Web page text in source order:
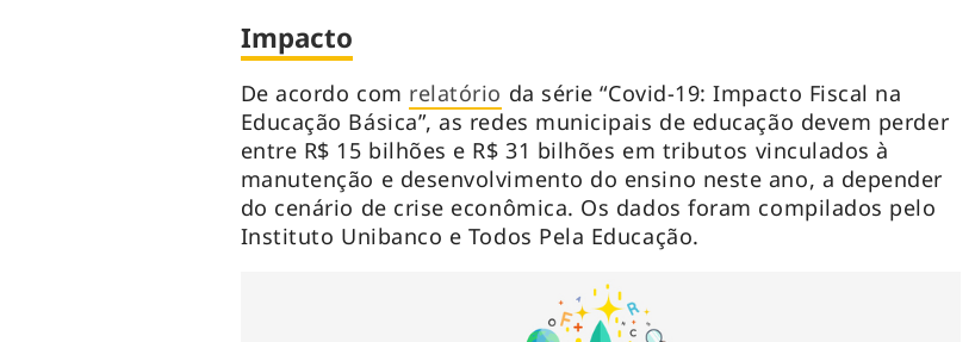
Impacto
De acordo com relatório da série “Covid-19: Impacto Fiscal na
Educação Básica”, as redes municipais de educação devem perder
entre R$ 15 bilhões e R$ 31 bilhões em tributos vinculados à
manutenção e desenvolvimento do ensino neste ano, a depender
do cenário de crise econômica. Os dados foram compilados pelo
Instituto Unibanco e Todos Pela Educação.